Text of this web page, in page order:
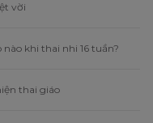
vời
khi thai nhi 16 tuần?
thai giáo